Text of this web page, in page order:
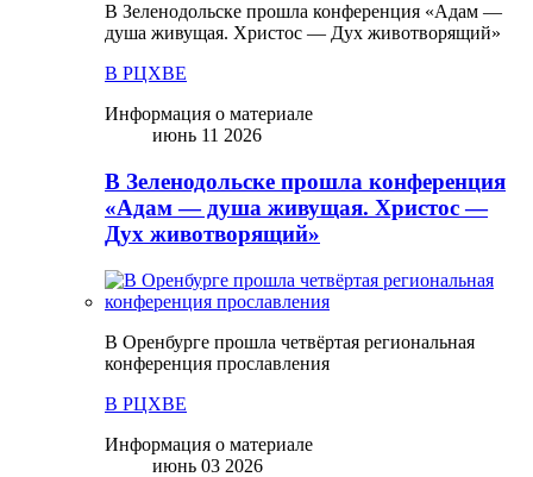
В Зеленодольске прошла конференция «Адам —
душа живущая. Христос — Дух животворящий»
В РЦХВЕ
Информация о материале
июнь 11 2026
В Зеленодольске прошла конференция
«Адам — душа живущая. Христос —
Дух животворящий»
В Оренбурге прошла четвёртая региональная
конференция прославления
В РЦХВЕ
Информация о материале
июнь 03 2026